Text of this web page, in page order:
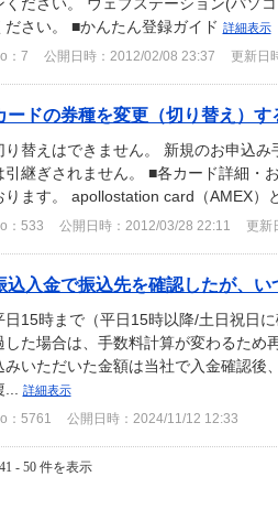
ださい。 ■かんたん登録ガイド 詳細表示
：7 公開日時：2012/02/08 23:37 更新日
ードの券種を変更（切り替え）す
り替えはできません。 新規のお申込
引継ぎされません。 ■各カード詳細・
ります。 apollostation card（AMEX）
：533 公開日時：2012/03/28 22:11 更新
込入金で振込先を確認したが、い
日15時まで（平日15時以降/土日祝日
した場合は、手数料計算が変わるため
みいただいた金額は当社で入金確認後
...
詳細表示
：5761 公開日時：2024/11/12 12:33
- 50 件を表示